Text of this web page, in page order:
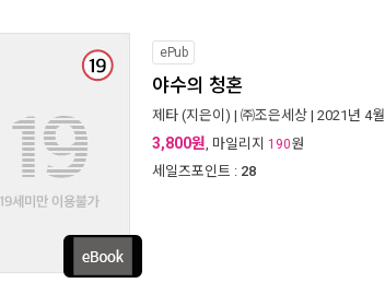
ePub
야수의 청혼
제타 (지은이) | ㈜조은세상 | 2021년 4월
3,800원, 마일리지 190원
세일즈포인트 : 28